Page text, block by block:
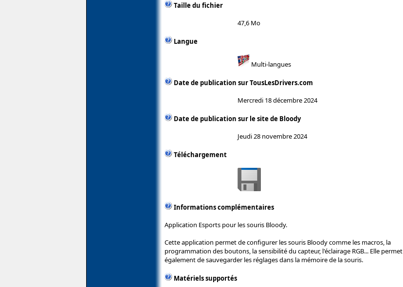
Taille du fichier
47,6 Mo
Langue
Multi-langues
Date de publication sur TousLesDrivers.com
Mercredi 18 décembre 2024
Date de publication sur le site de Bloody
Jeudi 28 novembre 2024
Téléchargement
Informations complémentaires
Application Esports pour les souris Bloody.
Cette application permet de configurer les souris Bloody comme les macros, la
programmation des boutons, la sensibilité du capteur, l'éclairage RGB... Elle permet
également de sauvegarder les réglages dans la mémoire de la souris.
Matériels supportés